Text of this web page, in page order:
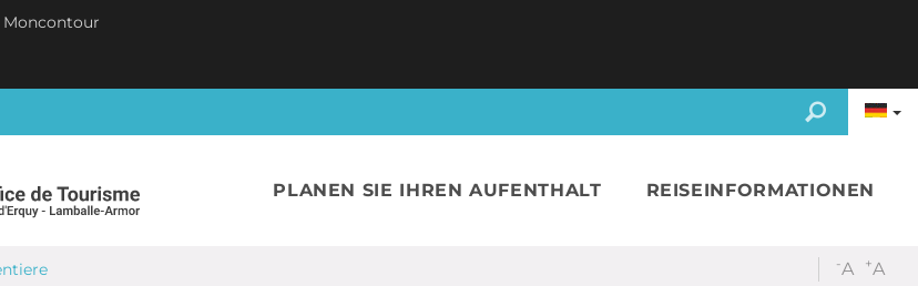
Moncontour
PLANEN SIE IHREN AUFENTHALT REISEINFORMATIONEN
-A +A